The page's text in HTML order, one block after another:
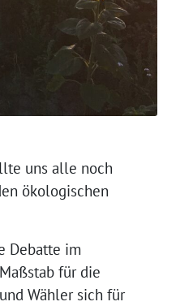
uns alle noch
ökologischen
Debatte im
für die
Wähler sich für